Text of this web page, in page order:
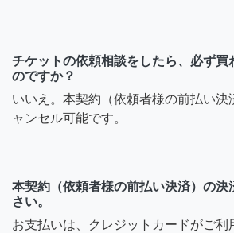
チケットの依頼相談をしたら、必ず買
のですか？
いいえ。本契約（依頼者様の前払い決
ャンセル可能です。
本契約（依頼者様の前払い決済）の決
さい。
お支払いは、クレジットカードがご利